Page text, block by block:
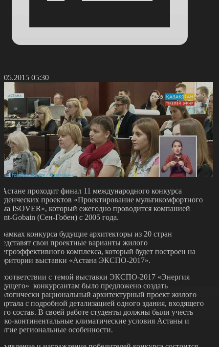
05:30
проходит финал 11 международного конкурса
проектов «Проектирование мультикомфортного
ISOVER», который ежегодно проводится компанией
Gobain (Сен-Гобен) с 2005 года.
конкурса будущие архитекторы из 20 стран
свои проектные варианты жилого
комплекса, который будет построен на
выставки «Астана ЭКСПО-2017».
с темой выставки ЭКСПО-2017 «Энергия
конкурсантам было предложено создать
рациональный архитектурный проект жилого
с подробной детализацией одного здания, входящего
состав. В своей работе студенты должны были учесть
континентальные климатические условия Астаны и
региональные особенности.